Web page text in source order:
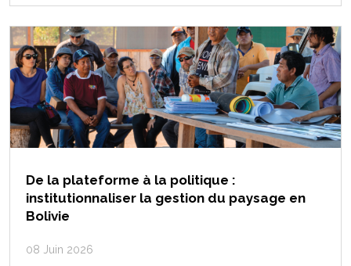
De la plateforme à la politique :
institutionnaliser la gestion du paysage en
Bolivie
08 Juin 2026